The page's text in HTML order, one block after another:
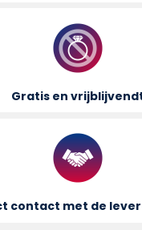
Gratis en vrijblijvend
contact met de